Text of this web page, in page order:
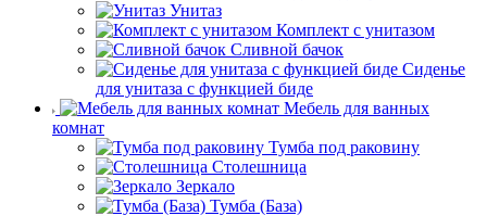
Унитаз
Комплект с унитазом
Сливной бачок
Сиденье
для унитаза с функцией биде
Мебель для ванных
комнат
Тумба под раковину
Столешница
Зеркало
Тумба (База)